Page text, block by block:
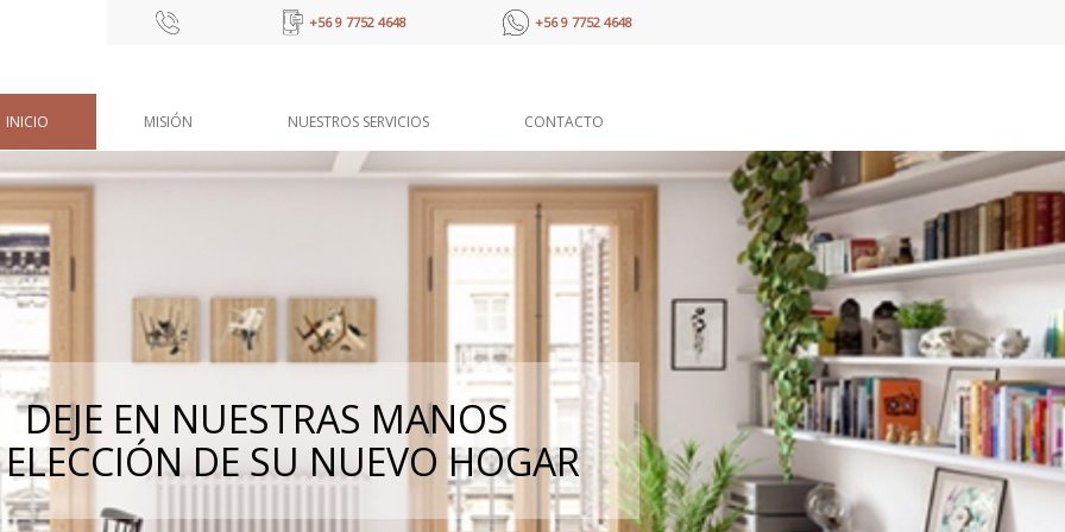
+56 9 7752 4648 +56 9 7752 4648
INICIO MISIÓN NUESTROS SERVICIOS CONTACTO
inicio
Nuestros Servicios
Contacto
DEJE EN NUESTRAS MANOS
DE SU NUEVO HOGAR